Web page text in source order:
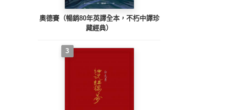
奧德賽（暢銷80年英譯全本，不朽中譯珍
藏經典）
3